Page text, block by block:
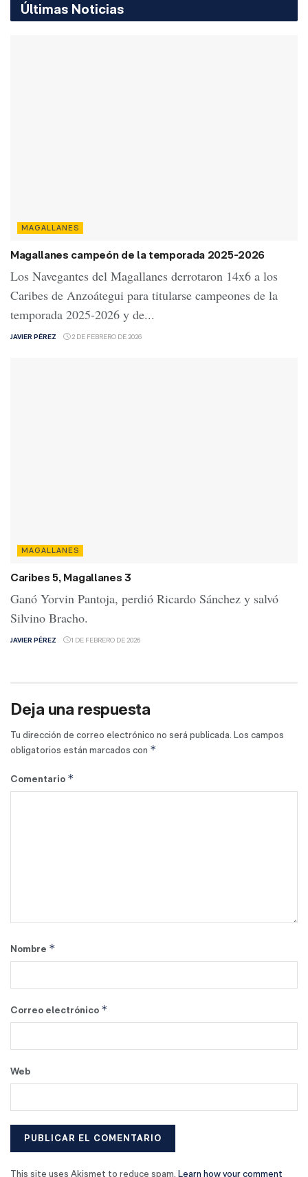
Últimas Noticias
MAGALLANES
Magallanes campeón de la temporada 2025-2026
Los Navegantes del Magallanes derrotaron 14x6 a los
Caribes de Anzoátegui para titularse campeones de la
temporada 2025-2026 y de...
JAVIER PÉREZ 2 DE FEBRERO DE 2026
MAGALLANES
Caribes 5, Magallanes 3
Ganó Yorvin Pantoja, perdió Ricardo Sánchez y salvó
Silvino Bracho.
JAVIER PÉREZ 1 DE FEBRERO DE 2026
Deja una respuesta
Tu dirección de correo electrónico no será publicada. Los campos
obligatorios están marcados con *
Comentario *
Nombre *
Correo electrónico *
Web
This site uses Akismet to reduce spam. Learn how your comment